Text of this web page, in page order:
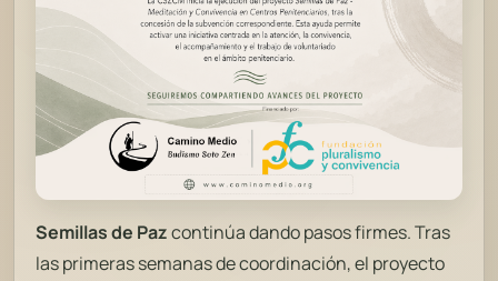
Semillas de Pazcontinúa dando pasos firmes. Tras
las primeras semanas de coordinación, el proyecto